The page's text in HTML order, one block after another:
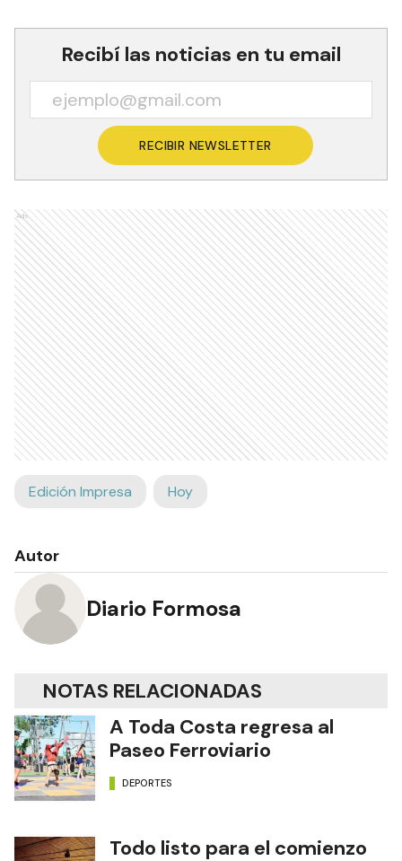
Recibí las noticias en tu email
RECIBIR NEWSLETTER
Ads
Edición Impresa Hoy
Autor
Diario Formosa
NOTAS RELACIONADAS
A Toda Costa regresa al
Paseo Ferroviario
DEPORTES
Todo listo para el comienzo